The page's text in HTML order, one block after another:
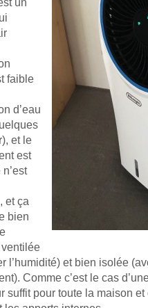
un
faible
d’eau
et le
est
et ça
bien
l’humidité) et bien isolée
Comme c’est le cas
suffit pour toute la maison